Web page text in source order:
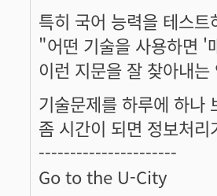
특히 국어 능력을 테스
"어떤 기술을 사용하면 '
이런 지문을 잘 찾아내
기술문제를 하루에 하나
좀 시간이 되면 정보처
----------------------
Go to the U-City